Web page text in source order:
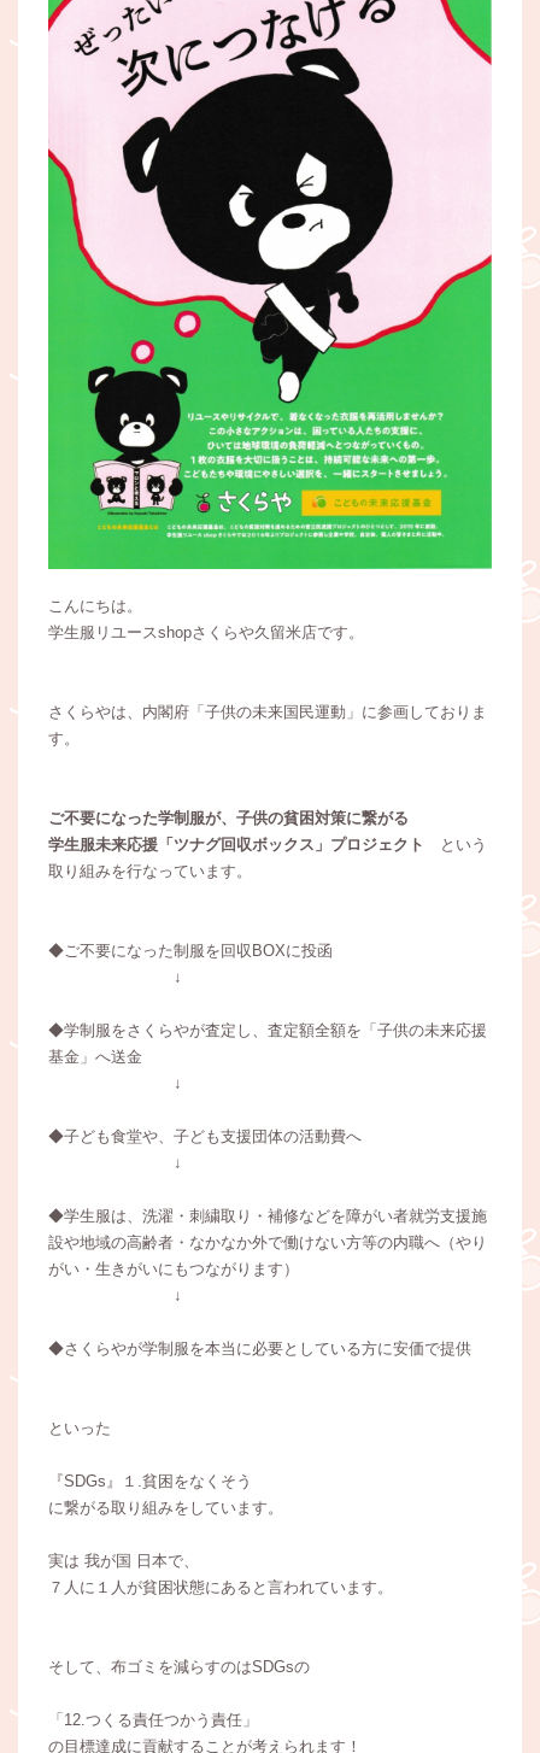
こんにちは。
学生服リユースshopさくらや久留米店です。
さくらやは、内閣府「子供の未来国民運動」に参画しておりま
す。
ご不要になった学制服が、子供の貧困対策に繋がる
学生服未来応援「ツナグ回収ボックス」プロジェクト
という
取り組みを行なっています。
◆ご不要になった制服を回収BOXに投函
↓
◆学制服をさくらやが査定し、査定額全額を「子供の未来応援
基金」へ送金
↓
◆子ども食堂や、子ども支援団体の活動費へ
↓
◆学生服は、洗濯・刺繍取り・補修などを障がい者就労支援施
設や地域の高齢者・なかなか外で働けない方等の内職へ（やり
がい・生きがいにもつながります）
↓
◆さくらやが学制服を本当に必要としている方に安価で提供
といった
『SDGs』１.貧困をなくそう
に繋がる取り組みをしています。
実は 我が国 日本で、
７人に１人が貧困状態にあると言われています。
そして、布ゴミを減らすのはSDGsの
「12.つくる責任つかう責任」
の目標達成に貢献することが考えられます！